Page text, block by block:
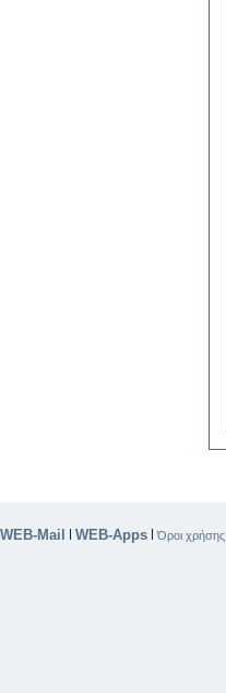
WEB-Mail | WEB-Apps |Όροι χρήσης